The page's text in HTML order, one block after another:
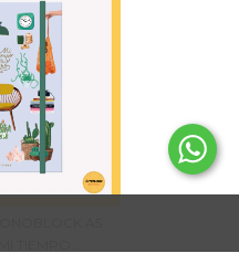
A5
TIEMPO...